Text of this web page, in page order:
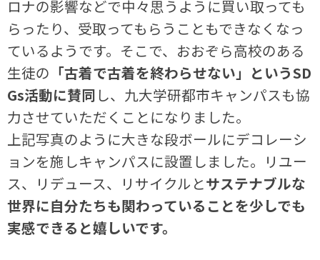
ロナの影響などで中々思うように買い取っても
らったり、受取ってもらうこともできなくなっ
ているようです。そこで、おおぞら高校のある
生徒の 「古着で古着を終わらせない」というSD
Gs活動に賛同 し、九大学研都市キャンパスも協
力させていただくことになりました。
上記写真のように大きな段ボールにデコレーシ
ョンを施しキャンパスに設置しました。リユー
ス、リデュース、リサイクルとサステナブルな
世界に自分たちも関わっていることを少しでも
実感できると嬉しいです。